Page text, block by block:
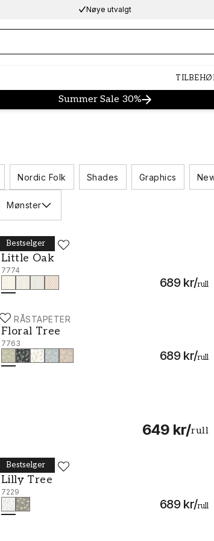
Nøye utvalgt
Summer Sale 30%
Nordic Folk Shades Graphics
Mønster
Bestselger
BORÅSTAPETER
Little Oak
7774
689 kr/rull
Little Oak - 7774
BORÅSTAPETER
Floral Tree
7763
689 kr/rull
Floral Tree - 7763
649 kr/rull
Bestselger
BORÅSTAPETER
Lilly Tree
7229
689 kr/rull
Lilly Tree - 7229